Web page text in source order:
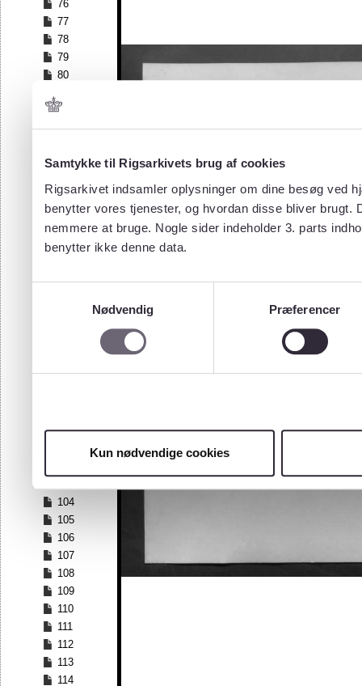
Samtykke til Rigsarkivets brug af cookies
Rigsarkivet indsamler oplysninger om dine besøg ved
benytter vores tjenester, og hvordan disse bliver
nemmere at bruge. Nogle sider indeholder 3. parts
benytter ikke denne data.
Nødvendig
Præferencer
Kun nødvendige cookies
76
77
78
79
80
82
83
85
87
88
89
90
97
100
104
105
106
107
108
109
110
111
112
113
114